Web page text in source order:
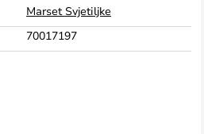
Marset Svjetiljke
70017197